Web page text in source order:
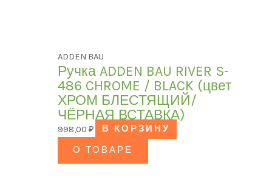
ADDEN BAU
Ручка ADDEN BAU RIVER S-
486 CHROME / BLACK (цвет
ХРОМ БЛЕСТЯЩИЙ/
ЧЁРНАЯ ВСТАВКА)
998,00₽
В КОРЗИНУ
О ТОВАРЕ